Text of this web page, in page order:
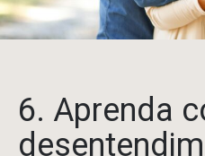
6. Aprenda